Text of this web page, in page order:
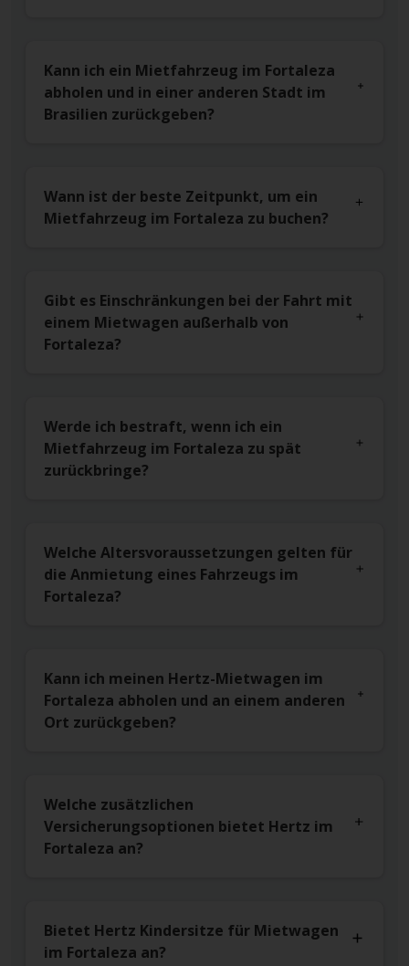
Kann ich ein Mietfahrzeug im Fortaleza
abholen und in einer anderen Stadt im
Brasilien zurückgeben?
Wann ist der beste Zeitpunkt, um ein
Mietfahrzeug im Fortaleza zu buchen?
Gibt es Einschränkungen bei der Fahrt mit
einem Mietwagen außerhalb von
Fortaleza?
Werde ich bestraft, wenn ich ein
Mietfahrzeug im Fortaleza zu spät
zurückbringe?
Welche Altersvoraussetzungen gelten für
die Anmietung eines Fahrzeugs im
Fortaleza?
Kann ich meinen Hertz-Mietwagen im
Fortaleza abholen und an einem anderen
Ort zurückgeben?
Welche zusätzlichen
Versicherungsoptionen bietet Hertz im
Fortaleza an?
Bietet Hertz Kindersitze für Mietwagen
im Fortaleza an?